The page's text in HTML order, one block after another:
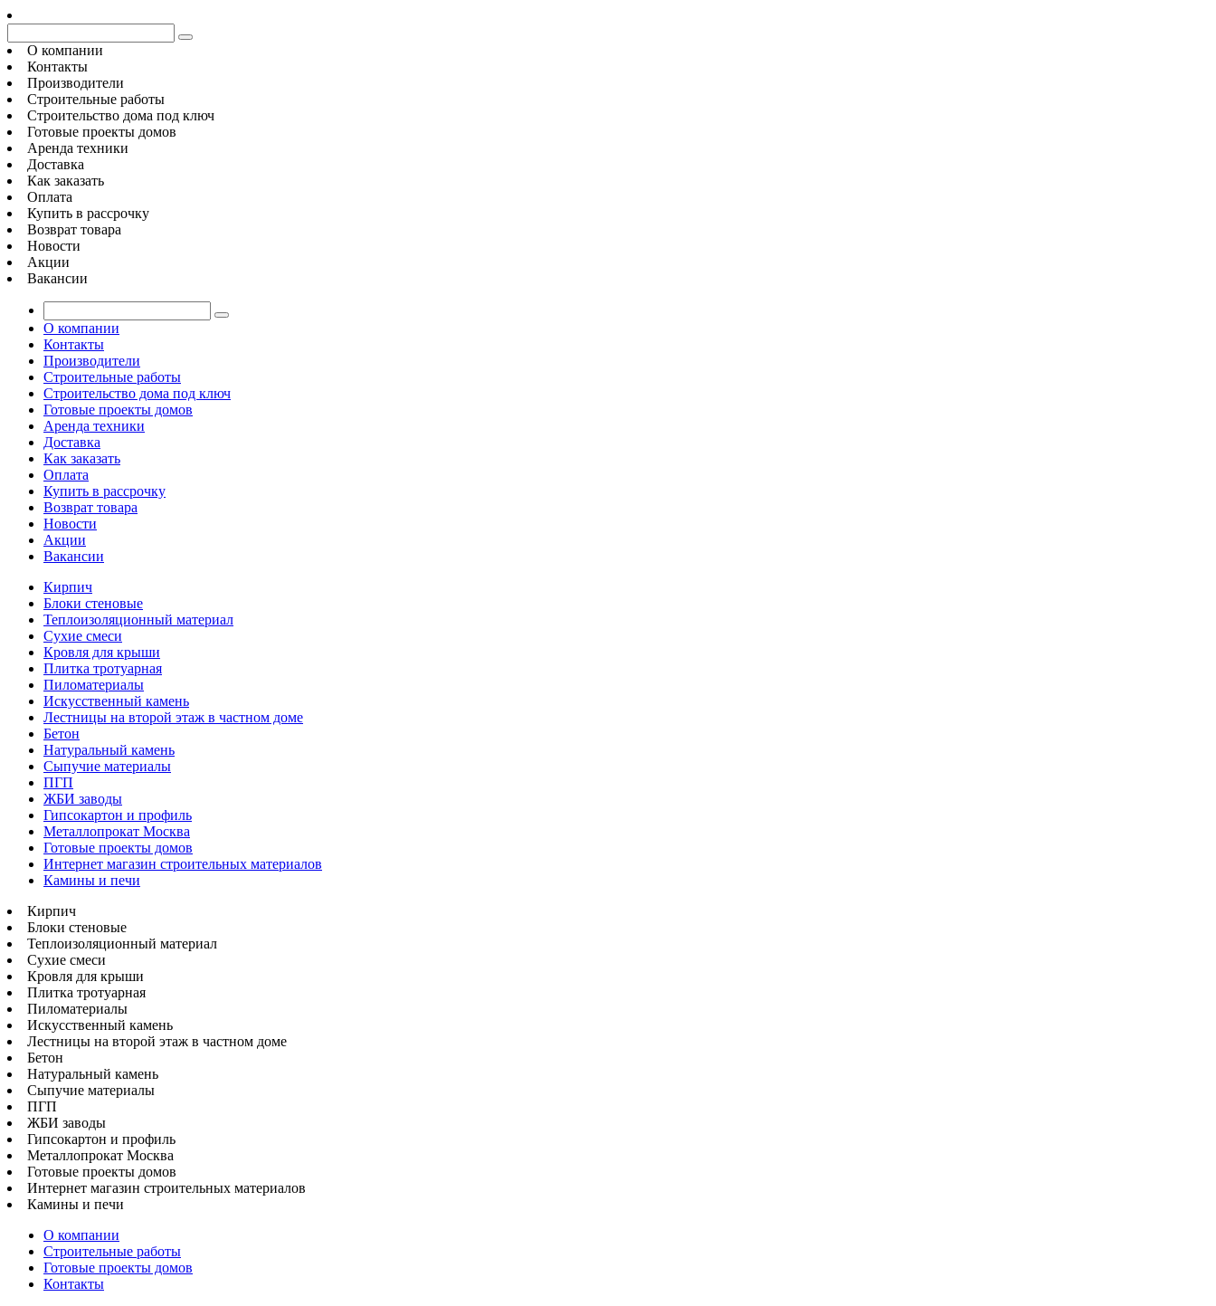
О компании
Контакты
Производители
Строительные работы
Строительство дома под ключ
Готовые проекты домов
Аренда техники
Доставка
Как заказать
Оплата
Купить в рассрочку
Возврат товара
Новости
Акции
Вакансии
О компании
Контакты
Производители
Строительные работы
Строительство дома под ключ
Готовые проекты домов
Аренда техники
Доставка
Как заказать
Оплата
Купить в рассрочку
Возврат товара
Новости
Акции
Вакансии
Кирпич
Блоки стеновые
Теплоизоляционный материал
Сухие смеси
Кровля для крыши
Плитка тротуарная
Пиломатериалы
Искусственный камень
Лестницы на второй этаж в частном доме
Бетон
Натуральный камень
Сыпучие материалы
ПГП
ЖБИ заводы
Гипсокартон и профиль
Металлопрокат Москва
Готовые проекты домов
Интернет магазин строительных материалов
Камины и печи
Кирпич
Блоки стеновые
Теплоизоляционный материал
Сухие смеси
Кровля для крыши
Плитка тротуарная
Пиломатериалы
Искусственный камень
Лестницы на второй этаж в частном доме
Бетон
Натуральный камень
Сыпучие материалы
ПГП
ЖБИ заводы
Гипсокартон и профиль
Металлопрокат Москва
Готовые проекты домов
Интернет магазин строительных материалов
Камины и печи
О компании
Строительные работы
Готовые проекты домов
Контакты